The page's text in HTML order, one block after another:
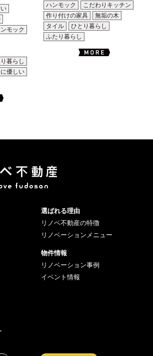
モック
暮らし
優しい
ハンモック
こだわりキッチン
作り付けの家具
無垢の木
タイル
ひとり暮らし
ふたり暮らし
選ばれる理由
リノベ不動産の特徴
リノベーションメニュー
物件情報
リノベーション事例
イベント情報